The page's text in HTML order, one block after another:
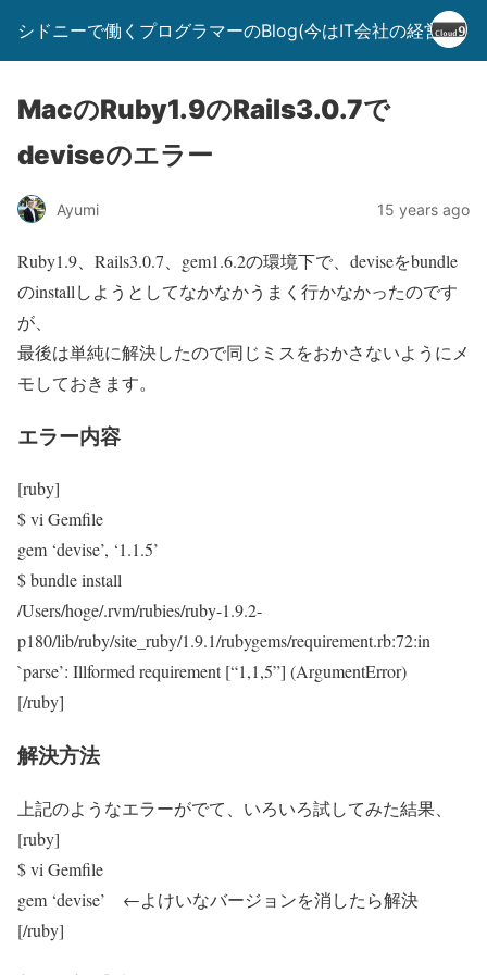
シドニーで働くプログラマーのBlog(今はIT会社の経営者)
MacのRuby1.9のRails3.0.7で
deviseのエラー
Ayumi 15 years ago
Ruby1.9、Rails3.0.7、gem1.6.2の環境下で、deviseをbundle
のinstallしようとしてなかなかうまく行かなかったのです
が、
最後は単純に解決したので同じミスをおかさないようにメ
モしておきます。
エラー内容
[ruby]
$ vi Gemfile
gem ‘devise’, ‘1.1.5’
$ bundle install
/Users/hoge/.rvm/rubies/ruby-1.9.2-
p180/lib/ruby/site_ruby/1.9.1/rubygems/requirement.rb:72:in
`parse’: Illformed requirement [“1,1,5”] (ArgumentError)
[/ruby]
解決方法
上記のようなエラーがでて、いろいろ試してみた結果、
[ruby]
$ vi Gemfile
gem ‘devise’ ←よけいなバージョンを消したら解決
[/ruby]